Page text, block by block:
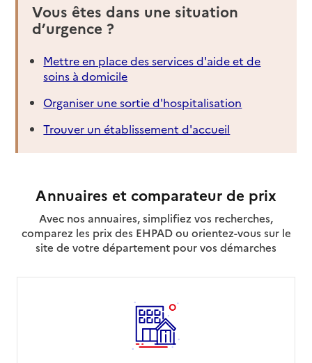
Vous êtes dans une situation
d’urgence ?
Mettre en place des services d'aide et de
soins à domicile
Organiser une sortie d'hospitalisation
Trouver un établissement d'accueil
Annuaires et comparateur de prix
Avec nos annuaires, simplifiez vos recherches,
comparez les prix des EHPAD ou orientez-vous sur le
site de votre département pour vos démarches